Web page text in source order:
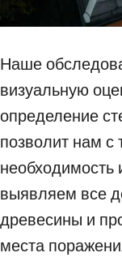
Наше
визуальную
определение
позволит нам с
выявляем все
древесины и
места